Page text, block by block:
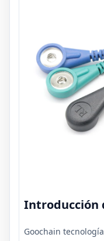
Introducción
Goochain